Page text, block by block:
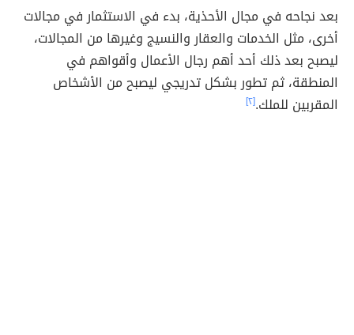
بعد نجاحه في مجال الأحذية، بدء في الاستثمار في مجالات
أخرى، مثل الخدمات والعقار والنسيج وغيرها من المجالات،
ليصبح بعد ذلك أحد أهم رجال الأعمال وأقواهم في
المنطقة، ثم تطور بشكل تدريجي ليصبح من الأشخاص
المقربين للملك.[٢]